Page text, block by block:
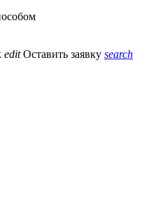
edit Оставить заявку search